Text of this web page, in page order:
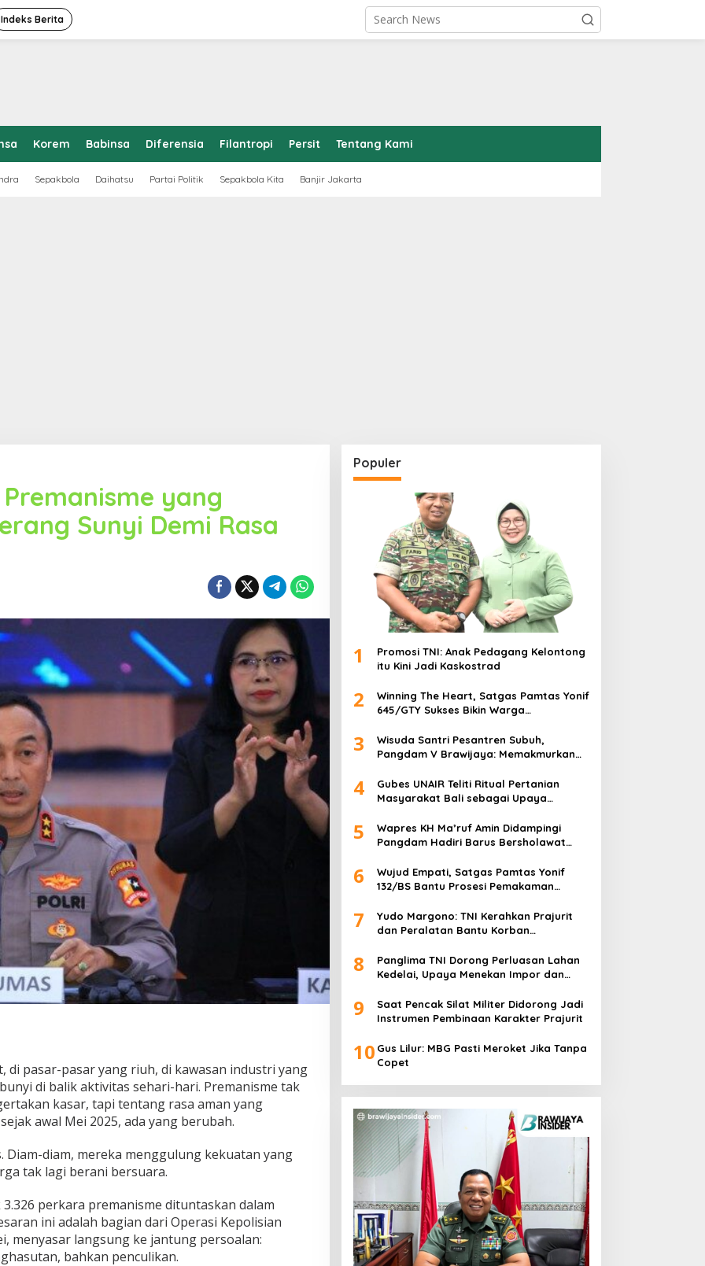
Indeks Berita
Korem Babinsa Diferensia Filantropi Persit Tentang Kami
Sepakbola Daihatsu Partai Politik Sepakbola Kita Banjir Jakarta
Premanisme yang
Sunyi Demi Rasa
di pasar-pasar yang riuh, di kawasan industri yang
di balik aktivitas sehari-hari. Premanisme tak
kasar, tapi tentang rasa aman yang
awal Mei 2025, ada yang berubah.
Diam-diam, mereka menggulung kekuatan yang
tak lagi berani bersuara.
perkara premanisme dituntaskan dalam
ini adalah bagian dari Operasi Kepolisian
menyasar langsung ke jantung persoalan:
bahkan penculikan.
Populer
1
Promosi TNI: Anak Pedagang Kelontong
itu Kini Jadi Kaskostrad
2
Winning The Heart, Satgas Pamtas Yonif
645/GTY Sukses Bikin Warga
3
Wisuda Santri Pesantren Subuh,
Pangdam V Brawijaya: Memakmurkan
4
Gubes UNAIR Teliti Ritual Pertanian
Masyarakat Bali sebagai Upaya
5
Wapres KH Ma’ruf Amin Didampingi
Pangdam Hadiri Barus Bersholawat
6
Wujud Empati, Satgas Pamtas Yonif
132/BS Bantu Prosesi Pemakaman
7
Yudo Margono: TNI Kerahkan Prajurit
dan Peralatan Bantu Korban
8
Panglima TNI Dorong Perluasan Lahan
Kedelai, Upaya Menekan Impor dan
9
Saat Pencak Silat Militer Didorong Jadi
Instrumen Pembinaan Karakter Prajurit
10 Gus Lilur: MBG Pasti Meroket Jika Tanpa
Copet